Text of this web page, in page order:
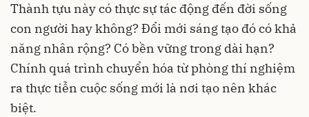
Thành tựu này có thực sự tác động đến đời sống
con người hay không? Đổi mới sáng tạo đó có khả
năng nhân rộng? Có bền vững trong dài hạn?
Chính quá trình chuyển hóa từ phòng thí nghiệm
ra thực tiễn cuộc sống mới là nơi tạo nên khác
biệt.